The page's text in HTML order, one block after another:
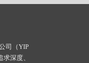
司（YIP
深度、